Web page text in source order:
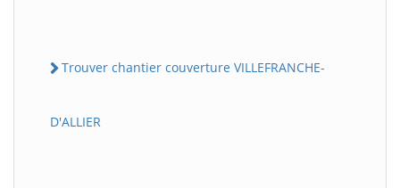
Trouver chantier couverture VILLEFRANCHE-
D'ALLIER